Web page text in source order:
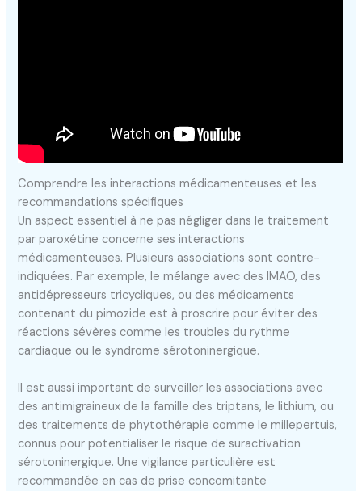
Comprendre les interactions médicamenteuses et les
recommandations spécifiques
Un aspect essentiel à ne pas négliger dans le traitement
par paroxétine concerne ses interactions
médicamenteuses. Plusieurs associations sont contre-
indiquées. Par exemple, le mélange avec des IMAO, des
antidépresseurs tricycliques, ou des médicaments
contenant du pimozide est à proscrire pour éviter des
réactions sévères comme les troubles du rythme
cardiaque ou le syndrome sérotoninergique.
Il est aussi important de surveiller les associations avec
des antimigraineux de la famille des triptans, le lithium, ou
des traitements de phytothérapie comme le millepertuis,
connus pour potentialiser le risque de suractivation
sérotoninergique. Une vigilance particulière est
recommandée en cas de prise concomitante